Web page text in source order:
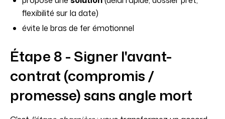
flexibilité sur la date)
évite le bras de fer émotionnel
Étape 8 - Signer l'avant-
contrat (compromis /
promesse) sans angle mort